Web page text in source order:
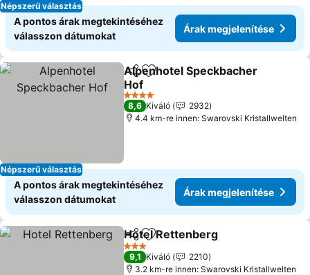
Népszerű választás
A pontos árak megtekintéséhez
válasszon dátumokat
Árak megjelenítése
Népszerű választás
Megosztás
Hozzáadás a kedvencekhez
Alpenhotel Speckbacher
Hof
4 Kategória
8,6 Kiváló
2932
4.4 km-re innen: Swarovski Kristallwelten
A pontos árak megtekintéséhez
válasszon dátumokat
Árak megjelenítése
Megosztás
Hozzáadás a kedvencekhez
Hotel Rettenberg
3 Kategória
9,1 Kiváló
2210
3.2 km-re innen: Swarovski Kristallwelten